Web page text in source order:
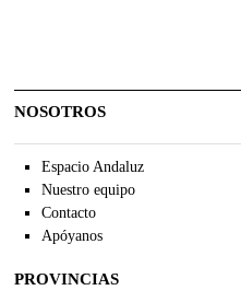
NOSOTROS
Espacio Andaluz
Nuestro equipo
Contacto
Apóyanos
PROVINCIAS